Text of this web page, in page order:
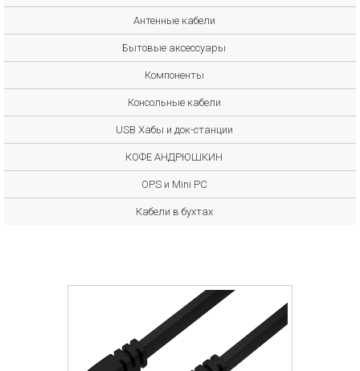
Антенные кабели
Бытовые аксессуары
Компоненты
Консольные кабели
USB Хабы и док-станции
КОФЕ АНДРЮШКИН
OPS и Mini PC
Кабели в бухтах